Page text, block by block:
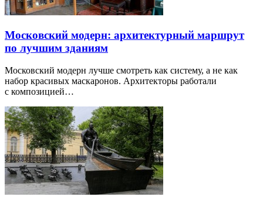
Московский модерн: архитектурный маршрут
по лучшим зданиям
Московский модерн лучше смотреть как систему, а не как
набор красивых маскаронов. Архитекторы работали
с композицией…